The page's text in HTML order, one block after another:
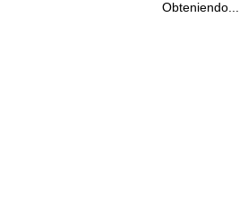
Obteniendo...